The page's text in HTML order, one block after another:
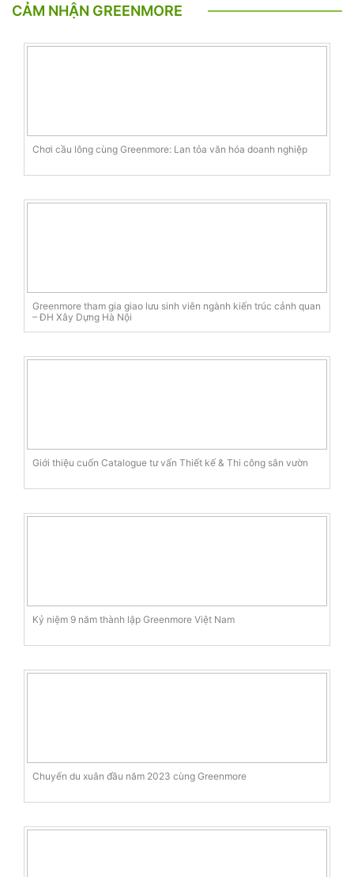
CẢM NHẬN GREENMORE
Chơi cầu lông cùng Greenmore: Lan tỏa văn hóa doanh nghiệp
Greenmore tham gia giao lưu sinh viên ngành kiến trúc cảnh quan
– ĐH Xây Dựng Hà Nội
Giới thiệu cuốn Catalogue tư vấn Thiết kế & Thi công sân vườn
Kỷ niệm 9 năm thành lập Greenmore Việt Nam
Chuyến du xuân đầu năm 2023 cùng Greenmore